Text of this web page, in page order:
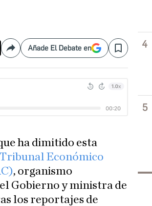
CompartirAñade El Debate en Save
ha dimitido esta
Tribunal Económico
, organismo
Gobierno y ministra de
los reportajes de